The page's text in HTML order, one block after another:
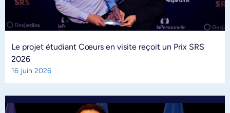
Le projet étudiant Cœurs en visite reçoit un Prix SRS
2026
16 juin 2026